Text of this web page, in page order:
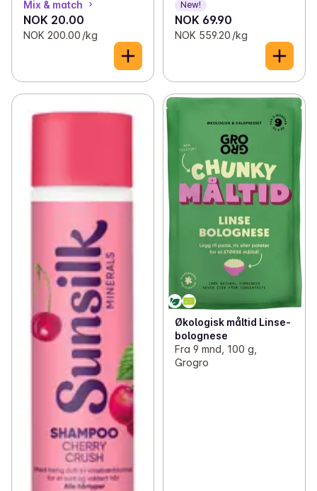
Mix & match
NOK 20.00
NOK 200.00 /kg
New!
NOK 69.90
NOK 559.20 /kg
Økologisk måltid Linse-
bolognese
Fra 9 mnd, 100 g,
Grogro